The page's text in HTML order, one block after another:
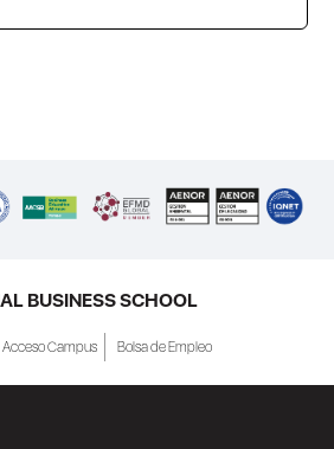
está dirigido a
como demandantes de
parciales (50%), además
beca...
BUSINESS SCHOOL
Acceso Campus Bolsa de Empleo